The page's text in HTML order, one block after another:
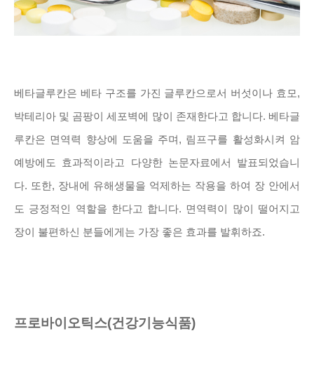
베타글루칸은 베타 구조를 가진 글루칸으로서 버섯이나 효모,
박테리아 및 곰팡이 세포벽에 많이 존재한다고 합니다. 베타글
루칸은 면역력 향상에 도움을 주며, 림프구를 활성화시켜 암
예방에도 효과적이라고 다양한 논문자료에서 발표되었습니
다. 또한, 장내에 유해생물을 억제하는 작용을 하여 장 안에서
도 긍정적인 역할을 한다고 합니다. 면역력이 많이 떨어지고
장이 불편하신 분들에게는 가장 좋은 효과를 발휘하죠.
프로바이오틱스(건강기능식품)